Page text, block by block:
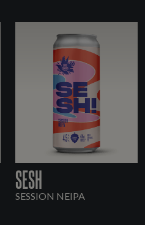
SESH
SESSION NEIPA